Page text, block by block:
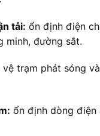
tải: ổn định điện
minh, đường sắt.
vệ trạm phát sóng
ổn định dòng điện